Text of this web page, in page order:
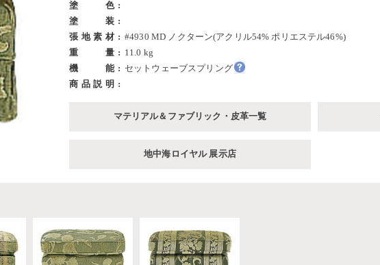
塗色
塗装
張地素材
#4930 MD ノクターン(アクリル54% ポリエステル46%)
重量
11.0 kg
機能
セットウェーブスプリング
商品説明
マテリアル＆ファブリック・皮革一覧
地中海ロイヤル 展示店